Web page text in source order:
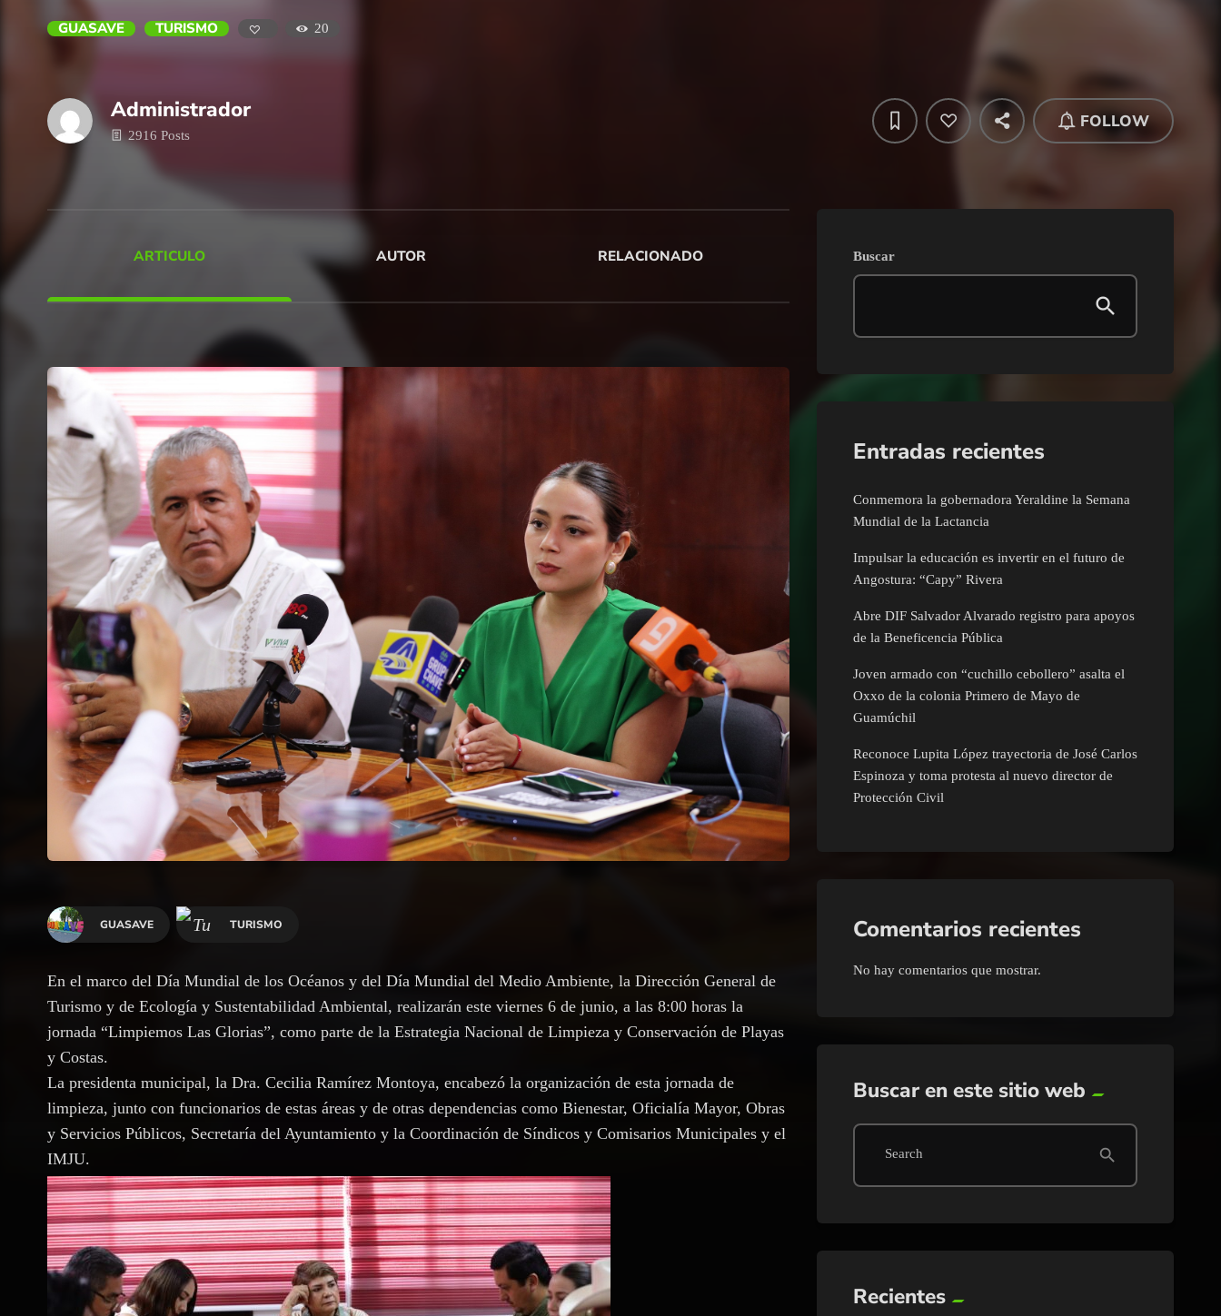
GUASAVE TURISMO 20
Administrador
2916 Posts
FOLLOW
ARTICULO AUTOR RELACIONADO
GUASAVE TURISMO
En el marco del Día Mundial de los Océanos y del Día Mundial del Medio Ambiente, la Dirección General de
Turismo y de Ecología y Sustentabilidad Ambiental, realizarán este viernes 6 de junio, a las 8:00 horas la
jornada “Limpiemos Las Glorias”, como parte de la Estrategia Nacional de Limpieza y Conservación de Playas
y Costas.
La presidenta municipal, la Dra. Cecilia Ramírez Montoya, encabezó la organización de esta jornada de
limpieza, junto con funcionarios de estas áreas y de otras dependencias como Bienestar, Oficialía Mayor, Obras
y Servicios Públicos, Secretaría del Ayuntamiento y la Coordinación de Síndicos y Comisarios Municipales y el
IMJU.
Buscar
Entradas recientes
Conmemora la gobernadora Yeraldine la Semana
Mundial de la Lactancia
Impulsar la educación es invertir en el futuro de
Angostura: “Capy” Rivera
Abre DIF Salvador Alvarado registro para apoyos
de la Beneficencia Pública
Joven armado con “cuchillo cebollero” asalta el
Oxxo de la colonia Primero de Mayo de
Guamúchil
Reconoce Lupita López trayectoria de José Carlos
Espinoza y toma protesta al nuevo director de
Protección Civil
Comentarios recientes
No hay comentarios que mostrar.
Buscar en este sitio web
Search search
Recientes